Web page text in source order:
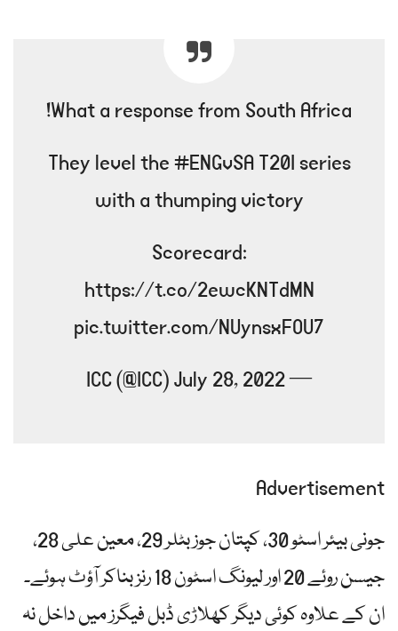
What a response from South Africa!
They level the #ENGvSA T20I series
with a thumping victory
Scorecard:
https://t.co/2ewcKNTdMN
pic.twitter.com/NUynsxFOU7
— ICC (@ICC) July 28, 2022
Advertisement
جونی بیئر اسٹو 30، کپتان جوز بٹلر 29، معین علی 28،
جیسن روئے 20 اور لیونگ اسٹون 18 رنز بناکر آؤٹ ہوئے۔
ان کے علاوہ کوئی دیگر کھلاڑی ڈبل فیگرز میں داخل نہ